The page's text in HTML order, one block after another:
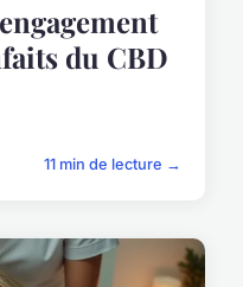
du CBD
11 min de lecture →